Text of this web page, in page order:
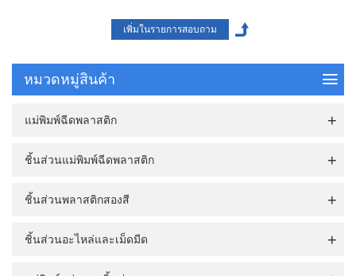
หมวดหมู่สินค้า
แม่พิมพ์ฉีดพลาสติก
ชิ้นส่วนแม่พิมพ์ฉีดพลาสติก
ชิ้นส่วนพลาสติกสองสี
ชิ้นส่วนอะไหล่และเม็ดมีด